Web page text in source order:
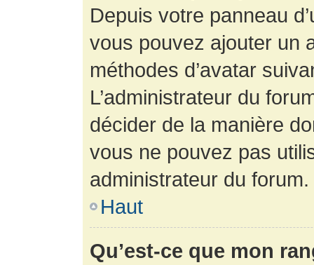
Depuis votre panneau
vous pouvez ajouter un
méthodes d’avatar
L’administrateur du
décider de la manière
vous ne pouvez pas
administrateur du forum.
Haut
Qu’est-ce que mon